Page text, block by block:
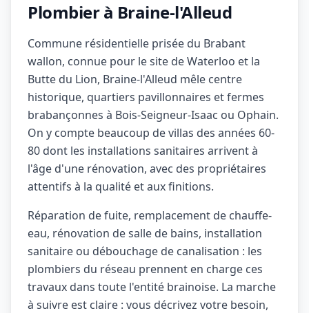
Plombier à Braine-l'Alleud
Commune résidentielle prisée du Brabant
wallon, connue pour le site de Waterloo et la
Butte du Lion, Braine-l'Alleud mêle centre
historique, quartiers pavillonnaires et fermes
brabançonnes à Bois-Seigneur-Isaac ou Ophain.
On y compte beaucoup de villas des années 60-
80 dont les installations sanitaires arrivent à
l'âge d'une rénovation, avec des propriétaires
attentifs à la qualité et aux finitions.
Réparation de fuite, remplacement de chauffe-
eau, rénovation de salle de bains, installation
sanitaire ou débouchage de canalisation : les
plombiers du réseau prennent en charge ces
travaux dans toute l'entité brainoise. La marche
à suivre est claire : vous décrivez votre besoin,